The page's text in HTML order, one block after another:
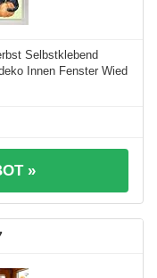
Selbstklebend
Innen Fenster Wied
»